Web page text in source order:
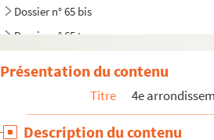
Dossier n° 65 bis
Dossier n° 65 ter
Dossier n° 68
Présentation du contenu
Titre 4e
Description du contenu